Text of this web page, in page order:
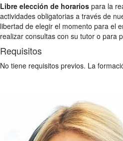
Libre elección de horarios para la
actividades obligatorias a través de
libertad de elegir el momento para el
realizar consultas con su tutor o para
Requisitos
No tiene requisitos previos. La